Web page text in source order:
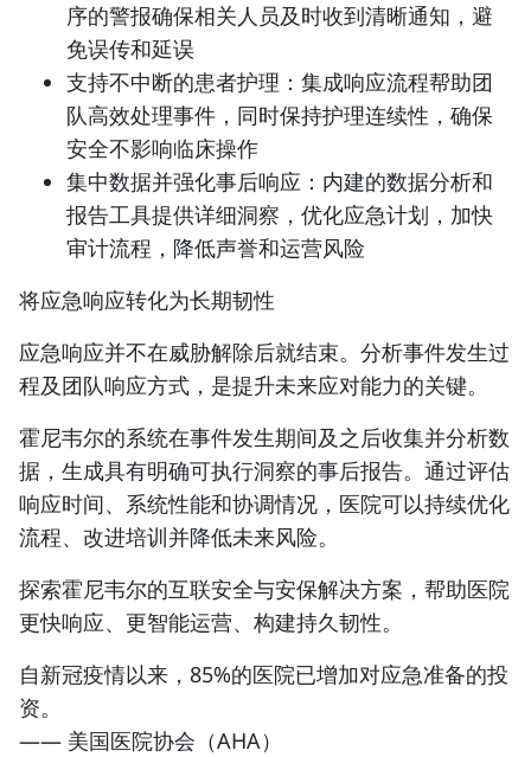
序的警报确保相关人员及时收到清晰通知，避
免误传和延误
支持不中断的患者护理 ：集成响应流程帮助团
队高效处理事件，同时保持护理连续性，确保
安全不影响临床操作
集中数据并强化事后响应 ：内建的数据分析和
报告工具提供详细洞察，优化应急计划，加快
审计流程，降低声誉和运营风险
将应急响应转化为长期韧性
应急响应并不在威胁解除后就结束。分析事件发生过
程及团队响应方式，是提升未来应对能力的关键。
霍尼韦尔的系统在事件发生期间及之后收集并分析数
据，生成具有明确可执行洞察的事后报告。通过评估
响应时间、系统性能和协调情况，医院可以持续优化
流程、改进培训并降低未来风险。
探索霍尼韦尔的互联安全与安保解决方案，帮助医院
更快响应、更智能运营、构建持久韧性。
自新冠疫情以来，85%的医院已增加对应急准备的投
资。
—— 美国医院协会（AHA）